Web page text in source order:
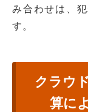
み合わせは、
す。
クラウ
算に